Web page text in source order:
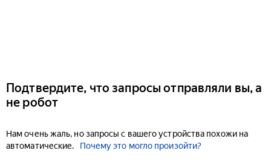
Подтвердите, что запросы отправляли вы, а
не робот
Нам очень жаль, но запросы с вашего устройства похожи на
автоматические.
Почему это могло произойти?